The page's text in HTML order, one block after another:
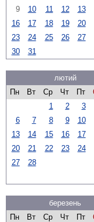
9
10 11 12 13
16
17 18 19 20
23
24 25 26 27
30
31
лютий
Пн
Вт Ср Чт Пт
1
2 3
6
7 8 9 10
13
14 15 16 17
20
21 22 23 24
27
28
березень
Пн
Вт Ср Чт Пт